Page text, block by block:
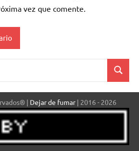
vez que comente.
Buscar
| Dejar de fumar| 2016 - 2026